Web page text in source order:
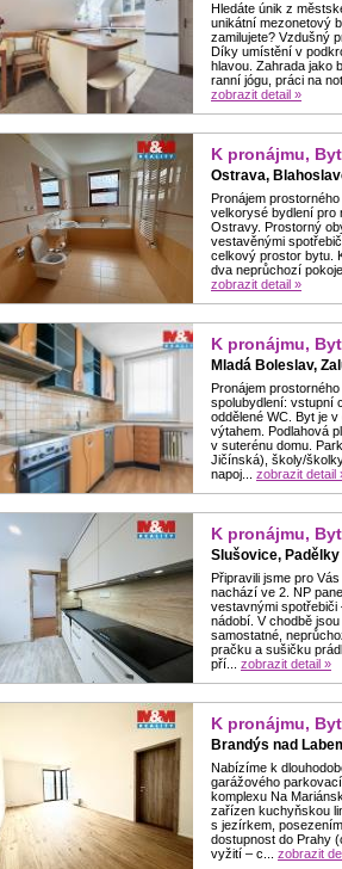
Hledáte únik z
unikátní mezonetový
zamilujete? Vzdušný
Díky umístění v
hlavou. Zahrada jako
ranní jógu, práci na
zobrazit detail »
K pronájmu,
Ostrava,
Pronájem
velkorysé bydlení pro
Ostravy. Prostorný
vestavěnými
celkový prostor bytu.
dva neprůchozí
zobrazit detail »
K pronájmu,
Mladá Boleslav,
Pronájem
spolubydlení: vstupní
oddělené WC. Byt je
výtahem. Podlahová
v suterénu domu.
Jičínská), školy/
napoj... zobrazit detail
K pronájmu,
Slušovice, Padělky
Připravili jsme pro
nachází ve 2. NP
vestavnými spotřebiči
nádobí. V chodbě
samostatné,
pračku a sušičku
pří... zobrazit detail »
K pronájmu,
Brandýs nad
Nabízíme k
garážového
komplexu Na
zařízen kuchyňskou
s jezírkem,
dostupnost do Prahy
vyžití – c... zobrazit